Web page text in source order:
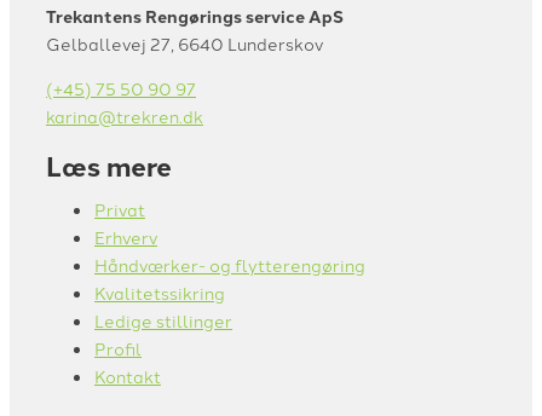
Trekantens Rengørings service ApS
Gelballevej 27, 6640 Lunderskov
(+45) 75 50 90 97
karina@trekren.dk
Læs mere
Privat
Erhverv
Håndværker- og flytterengøring
Kvalitetssikring
Ledige stillinger
Profil
Kontakt